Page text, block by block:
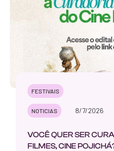
FESTIVAIS
NOTICIAS 8/7/2026
VOCÊ QUER SER
FILMES, CINE